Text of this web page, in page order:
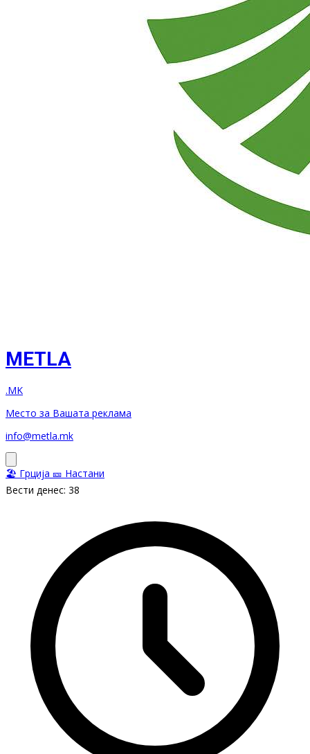
METLA
.MK
Место за Вашата реклама
info@metla.mk
🏖️ Грција 🎫 Настани
Вести денес: 38